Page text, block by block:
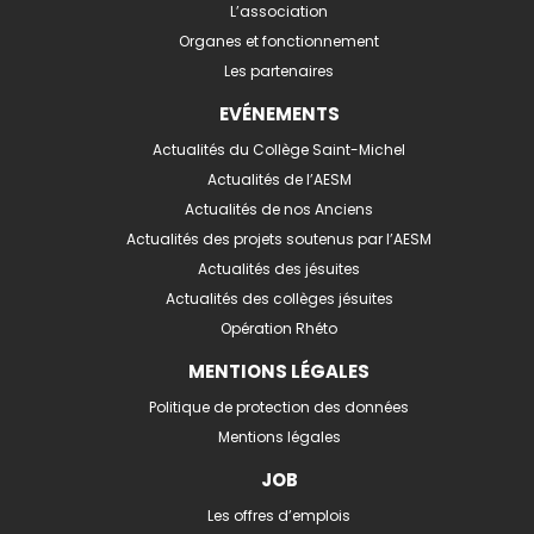
L’association
Organes et fonctionnement
Les partenaires
EVÉNEMENTS
Actualités du Collège Saint-Michel
Actualités de l’AESM
Actualités de nos Anciens
Actualités des projets soutenus par l’AESM
Actualités des jésuites
Actualités des collèges jésuites
Opération Rhéto
MENTIONS LÉGALES
Politique de protection des données
Mentions légales
JOB
Les offres d’emplois